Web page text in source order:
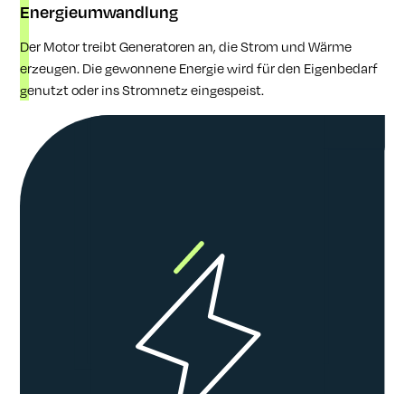
Energieumwandlung
Der Motor treibt Generatoren an, die Strom und Wärme
erzeugen. Die gewonnene Energie wird für den Eigenbedarf
genutzt oder ins Stromnetz eingespeist.